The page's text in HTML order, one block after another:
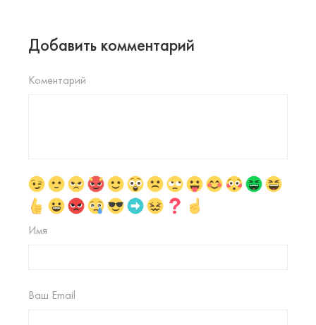
Добавить комментарий
Коментарий
Имя
Ваш Email